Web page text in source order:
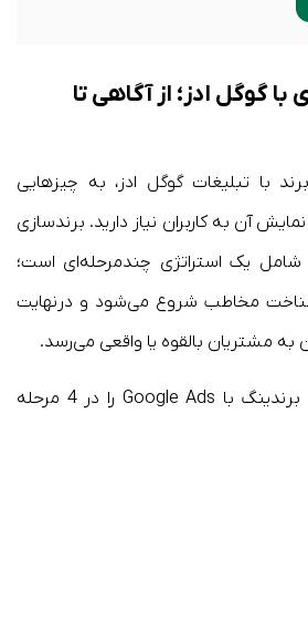
گوگل ادز؛ از آگاهی تا
با تبلیغات گوگل ادز، به چیزهایی
آن به کاربران نیاز دارید. برندسازی
شامل یک استراتژی چندمرحله‌ای است؛
مخاطب شروع می‌شود و درنهایت
به مشتریان بالقوه یا واقعی می‌رسد.
در این بخش، استراتژی برندینگ با Google Ads را در 4 مرحله